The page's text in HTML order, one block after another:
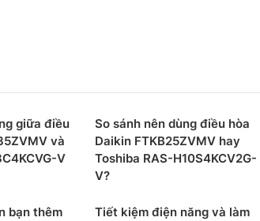
thiết kế lưới lọc chống nấm mốc. Đây
gây kích ứng trong không khí cho không
giữa điều
và
V
So sánh nên dùng điều hòa
Daikin FTKB25ZVMV hay
Toshiba RAS-H10S4KCV2G-
V?
bạn thêm Tiết kiệm điện năng và làm